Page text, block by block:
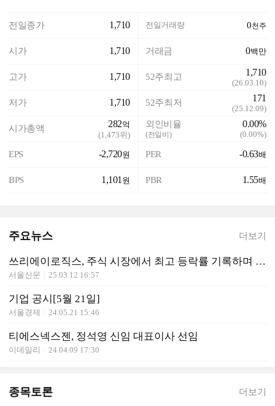
전일종가 1,710
시가 1,710
고가 1,710
저가 1,710
시가총액 282억
(1,473위)
EPS -2,720원
BPS 1,101 원
전일거래량 0천주
거래금 0백만
52주최고 1,710
(26.03.10)
52주최저 171
(25.12.09)
외인비율
(전일비)
0.00%
(0.00%)
PER -0.63배
PBR 1.55배
주요뉴스 더보기
쓰리에이로직스, 주식 시장에서 최고 등락률 기록하며 1위 차지
서울신문 25.03.12 16:57
기업 공시[5월 21일]
서울경제 24.05.21 15:46
티에스넥스젠, 정석영 신임 대표이사 선임
이데일리 24.04.09 17:30
종목토론 더보기